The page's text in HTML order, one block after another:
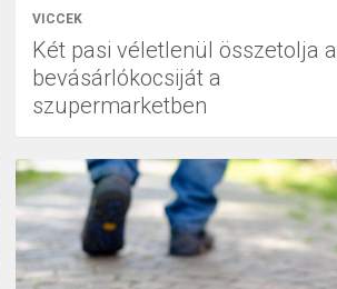
VICCEK
Két pasi véletlenül összetolja a
bevásárlókocsiját a
szupermarketben